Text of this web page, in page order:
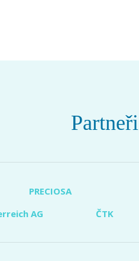
Partneři
PRECIOSA
AG ČTK